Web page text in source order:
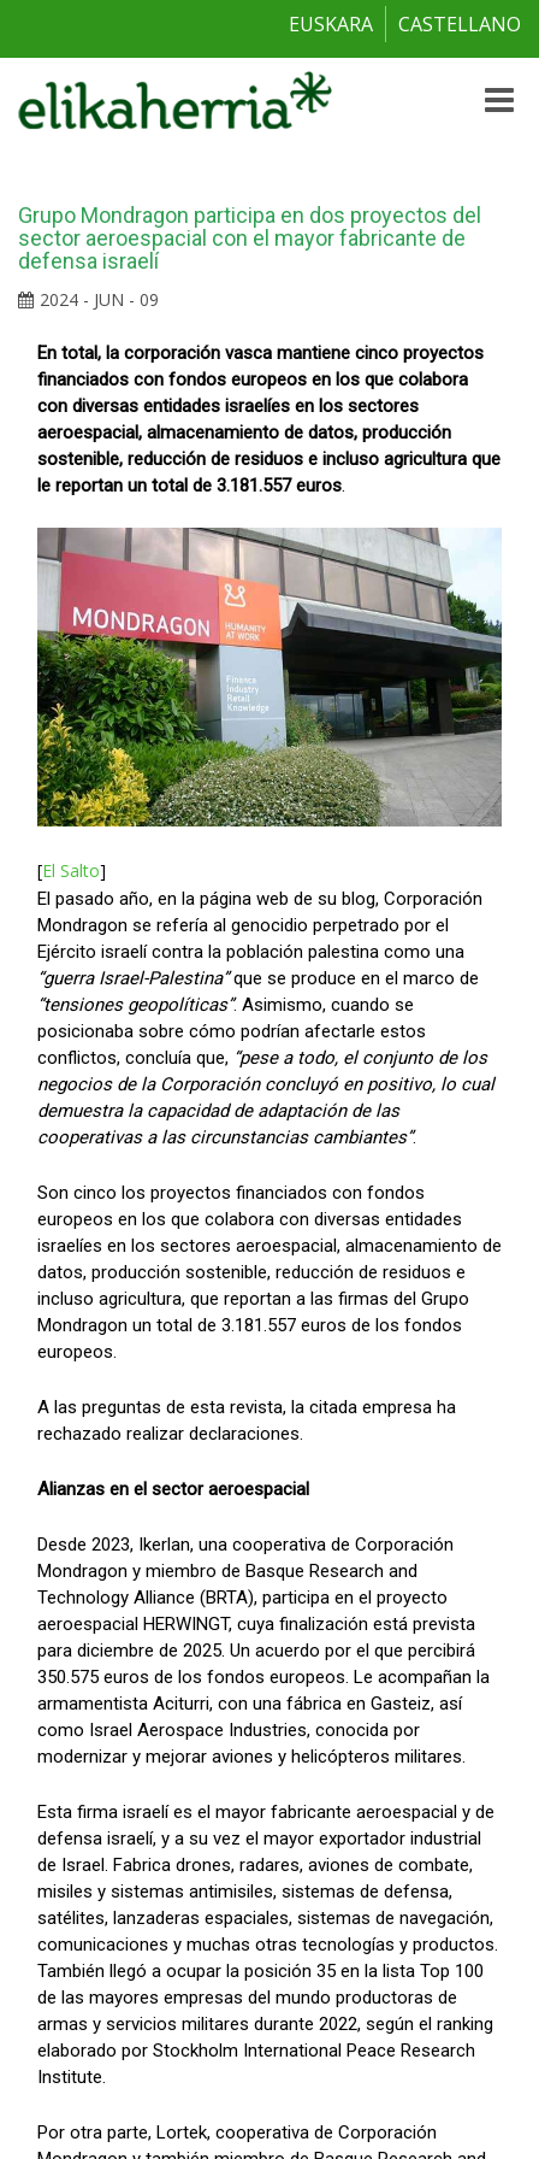
EUSKARA CASTELLANO
Toggle
Grupo Mondragon participa en dos proyectos del
sector aeroespacial con el mayor fabricante de
defensa israelí
2024 - JUN - 09
En total, la corporación vasca mantiene cinco proyectos
financiados con fondos europeos en los que colabora
con diversas entidades israelíes en los sectores
aeroespacial, almacenamiento de datos, producción
sostenible, reducción de residuos e incluso agricultura que
le reportan un total de 3.181.557 euros.
[El Salto]
El pasado año, en la página web de su blog, Corporación
Mondragon se refería al genocidio perpetrado por el
Ejército israelí contra la población palestina como una
“guerra Israel-Palestina”que se produce en el marco de
“tensiones geopolíticas”. Asimismo, cuando se
posicionaba sobre cómo podrían afectarle estos
conflictos, concluía que, “pese a todo, el conjunto de los
negocios de la Corporación concluyó en positivo, lo cual
demuestra la capacidad de adaptación de las
cooperativas a las circunstancias cambiantes”.
Son cinco los proyectos financiados con fondos
europeos en los que colabora con diversas entidades
israelíes en los sectores aeroespacial, almacenamiento de
datos, producción sostenible, reducción de residuos e
incluso agricultura, que reportan a las firmas del Grupo
Mondragon un total de 3.181.557 euros de los fondos
europeos.
A las preguntas de esta revista, la citada empresa ha
rechazado realizar declaraciones.
Alianzas en el sector aeroespacial
Desde 2023, Ikerlan, una cooperativa de Corporación
Mondragon y miembro de Basque Research and
Technology Alliance (BRTA), participa en el proyecto
aeroespacial HERWINGT, cuya finalización está prevista
para diciembre de 2025. Un acuerdo por el que percibirá
350.575 euros de los fondos europeos. Le acompañan la
armamentista Aciturri, con una fábrica en Gasteiz, así
como Israel Aerospace Industries, conocida por
modernizar y mejorar aviones y helicópteros militares.
Esta firma israelí es el mayor fabricante aeroespacial y de
defensa israelí, y a su vez el mayor exportador industrial
de Israel. Fabrica drones, radares, aviones de combate,
misiles y sistemas antimisiles, sistemas de defensa,
satélites, lanzaderas espaciales, sistemas de navegación,
comunicaciones y muchas otras tecnologías y productos.
También llegó a ocupar la posición 35 en la lista Top 100
de las mayores empresas del mundo productoras de
armas y servicios militares durante 2022, según el ranking
elaborado por Stockholm International Peace Research
Institute.
Por otra parte, Lortek, cooperativa de Corporación